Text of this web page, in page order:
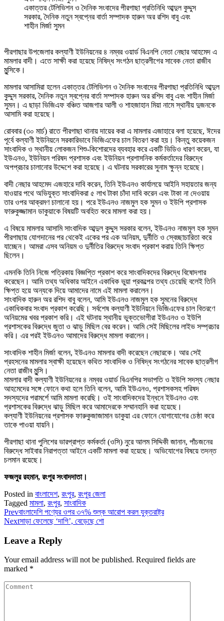
একাত্তর টেলিভিশন ও দৈনিক সংবাদের পীরগাছা প্রতিনিধি আব্দুল কুদ্দুস
সরকার, দৈনিক নতুন স্বপ্নের বার্তা সম্পাদক হারুন অর রশিদ বাবু এবং
শাহীন মির্জা সুমন
পীরগাছার উপজেলার কল্যাণী ইউনিয়নের ৪ নম্বর ওয়ার্ড বিএনপি নেতা নেছার আহমেদ এ
মামলার বাদী। এতে সাক্ষী করা হয়েছে নিষিদ্ধ সংগঠন ছাত্রলীগের সাবেক নেতা রাজীব
মুন্সিকে।
মামলার আসামিরা হলেন একাত্তর টেলিভিশন ও দৈনিক সংবাদের পীরগাছা প্রতিনিধি আব্দুল
কুদ্দুস সরকার, দৈনিক নতুন স্বপ্নের বার্তা সম্পাদক হারুন অর রশিদ বাবু এবং শাহীন মির্জা
সুমন। এ ছাড়া ভিজিএফ বঞ্চিত আজগার আলী ও শাহজাহান মিয়া নামে স্থানীয় দুজনকে
আসামি করা হয়েছে।
রোববার (৩০ মার্চ) রাতে পীরগাছা থানায় দায়ের করা এ মামলার এজাহারে বলা হয়েছে, ঈদের
পূর্বে কল্যাণী ইউনিয়নে সরকারিভাবে ভিজিএফের চাল বিতরণ করা হয়। কিন্তু কয়েকজন
সাংবাদিক ও স্থানীয় লোকজন শিশু-কিশোরদের ব্যবহার করে একটি ভিডিও ধারণ করেন, যা
ইউএনও, ইউনিয়ন পরিষদ প্রশাসক এবং ইউনিয়ন প্রশাসনিক কর্মকর্তাদের বিরুদ্ধে
অপপ্রচার চালানোর উদ্দেশে করা হয়েছে। এ ঘটনায় সরকারের সুনাম ক্ষুন্ন হয়েছে।
বাদী নেছার আহমেদ এজহারে দাবি করেন, তিনি ইউএনও কার্যালয়ে আইনি সহায়তার জন্য
যাওয়ার পথে অভিযুক্ত সাংবাদিকরা ৫ লাখ টাকা চাঁদা দাবি করেন এবং টাকা না দেওয়ায়
তার ওপর আক্রমণ চালানো হয়। পরে ইউএনও নাজমুল হক সুমন ও ইউপি প্রশাসক
ফারুকুজ্জামান ডাকুয়াকে বিষয়টি অবহিত করে মামলা করা হয়।
এ বিষয়ে মামলার আসামি সাংবাদিক আব্দুল কুদ্দুস সরকার বলেন, ইউএনও নাজমুল হক সুমন
পীরগাছায় যোগদানের পর থেকেই একের পর এক অনিয়ম, দুর্নীতি ও স্বেচ্ছাচারিতা করে
যাচ্ছেন। আমরা এসব অনিয়ম ও দুর্নীতির বিরুদ্ধে সংবাদ প্রকাশ করায় তিনি ক্ষিপ্ত
ছিলেন।
এমনকি তিনি নিজে পত্রিকায় বিজ্ঞপ্তি প্রকাশ করে সাংবাদিকদের বিরুদ্ধে বিষোদগার
করেছেন। আমি তথ্য অধিকার আইনে একাধিক ভুয়া প্রকল্পের তথ্য চেয়েছি বলেই তিনি
ক্ষিপ্ত হয়ে অন্যকে দিয়ে আমাদের নামে এই মামলা করালেন।
সাংবাদিক হারুন অর রশিদ বাবু বলেন, আমি ইউএনও নাজমুল হক সুমনের বিরুদ্ধে
একাধিকবার সংবাদ প্রকাশ করেছি। সর্বশেষ কল্যাণী ইউনিয়নে ভিজিএফের চাল বিতরণে
অনিয়মের খবর প্রকাশ করি। এই ঘটনায় স্থানীয় ভুক্তভোগীরা ইউএনও ও ইউপি
প্রশাসকের বিরুদ্ধে জুতা ও ঝাড়ু মিছিল বের করেন। আমি সেই মিছিলের লাইভ সম্প্রচার
করি। এর পরই ইউএনও আমাদের বিরুদ্ধে মামলা করালেন।
সাংবাদিক শাহীন মির্জা বলেন, ইউএনও মামলার বাদী করেছেন নেছারকে। আর সেই
প্রহসনের মামলার স্বাক্ষী হয়েছেন কথিত সাংবাদিক ও নিষিদ্ধ সংগঠনের সাবেক ছাত্রলীগ
নেতা রাজীব মুন্সি।
মামলার বাদী কল্যাণী ইউনিয়নের ৪ নম্বর ওয়ার্ড বিএনপির সভাপতি ও ইউপি সদস্য নেছার
আহমেদের সঙ্গে ফোনে কথা হলে তিনি বলেন, আমি ইউএনও, প্রশাসকসহ পরিষদ
সদস্যদের পরামর্শে আমি মামলা করেছি। ওই সাংবাদিকদের ইন্ধনে ইউএনও এবং
প্রশাসকের বিরুদ্ধে ঝাড়ু মিছিল করে আমাদেরকে সম্মানহানি করা হয়েছে।
কল্যাণী ইউনিয়নের প্রশাসক ফারুকুজাজামান ডাকুয়া এর ফোনে যোগাযোগের চেষ্ঠা করে
তাকে পাওয়া যায়নি।
পীরগাছা থানা পুলিশের ভারপ্রাপ্ত কর্মকর্তা (ওসি) নুরে আলম সিদ্দিকী জানান, পাঁচজনের
বিরুদ্ধে সাইবার নিরাপত্তা আইনে একটি মামলা করা হয়েছে। অভিযোগের বিষয়ে তদন্ত
চলমান রয়েছে।
ফজলুর রহমান, রংপুর সংবাদদাতা।
Posted in বাংলাদেশ, রংপুর, রংপুর জেলা
Tagged মামলা, রংপুর, সাংবাদিক
Prevবাংলাদেশি পণ্যের ওপর ৩৭% শুল্ক আরোপ করল যুক্তরাষ্ট্র
Nextসাড়া ফেলেছে ‘দাগি’, বেড়েছে শো
Leave a Reply
Your email address will not be published. Required fields are
marked *